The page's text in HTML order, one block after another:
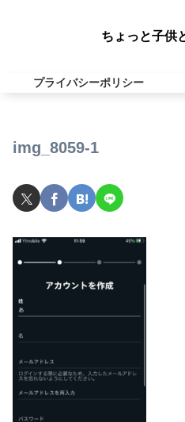
ちょっと子供
プライバシーポリシー
img_8059-1